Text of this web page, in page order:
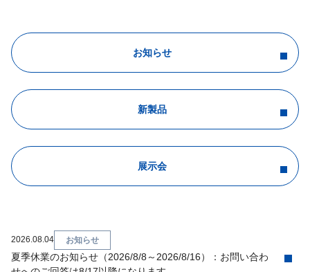
お知らせ
新製品
展示会
2026.08.04 お知らせ
夏季休業のお知らせ（2026/8/8～2026/8/16）：お問い合わ